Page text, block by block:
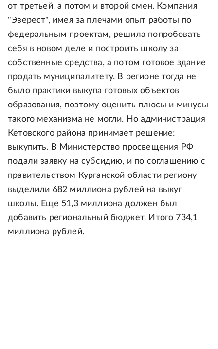
от третьей, а потом и второй смен. Компания
"Эверест", имея за плечами опыт работы по
федеральным проектам, решила попробовать
себя в новом деле и построить школу за
собственные средства, а потом готовое здание
продать муниципалитету. В регионе тогда не
было практики выкупа готовых объектов
образования, поэтому оценить плюсы и минусы
такого механизма не могли. Но администрация
Кетовского района принимает решение:
выкупить. В Министерство просвещения РФ
подали заявку на субсидию, и по соглашению с
правительством Курганской области региону
выделили 682 миллиона рублей на выкуп
школы. Еще 51,3 миллиона должен был
добавить региональный бюджет. Итого 734,1
миллиона рублей.